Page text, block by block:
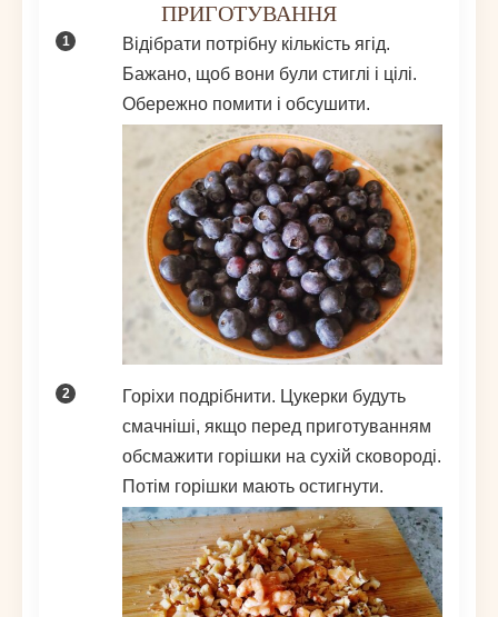
ПРИГОТУВАННЯ
Відібрати потрібну кількість ягід.
Бажано, щоб вони були стиглі і цілі.
Обережно помити і обсушити.
Горіхи подрібнити. Цукерки будуть
смачніші, якщо перед приготуванням
обсмажити горішки на сухій сковороді.
Потім горішки мають остигнути.